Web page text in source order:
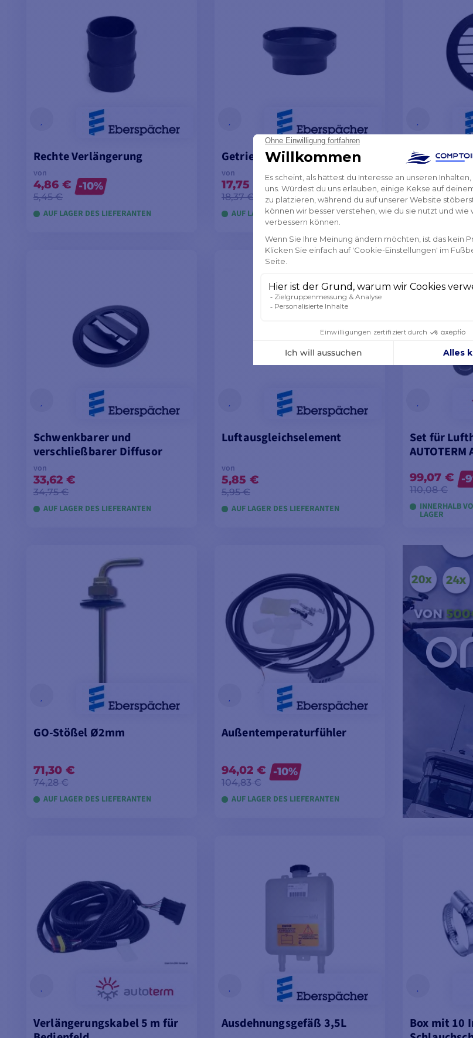
Rechte Verlängerung
von
4,86 €
5,45 €
-10%
AUF LAGER DES LIEFERANTEN
Getriebe
von
17,75 €
18,37 €
AUF LAGER DES LIEFERANTEN
MODELLE ANSEHEN
21,72 €
22,18 €
AUF LAGER
Schwenkbarer und
verschließbarer Diffusor
von
33,62 €
34,75 €
AUF LAGER DES LIEFERANTEN
Luftausgleichselement
von
5,85 €
5,95 €
AUF LAGER DES LIEFERANTEN
Set für
99,07 €
110,08 €
-
INNERHALB
LAGER
GO-Stößel Ø2mm
71,30 €
74,28 €
AUF LAGER DES LIEFERANTEN
Außentemperaturfühler
94,02 €
104,83 €
-10%
AUF LAGER DES LIEFERANTEN
Verlängerungskabel 5 m für
Ausdehnungsgefäß 3,5L
Box mit 10